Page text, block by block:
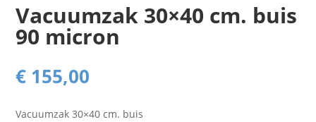
Vacuumzak 30×40 cm. buis
90 micron
€ 155,00
Vacuumzak 30×40 cm. buis